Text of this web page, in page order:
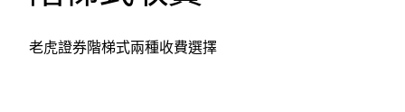
老虎證券階梯式兩種收費選擇